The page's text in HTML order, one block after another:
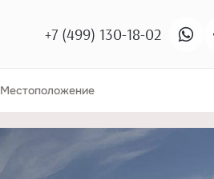
+7 (499) 130-18-02
Местоположение